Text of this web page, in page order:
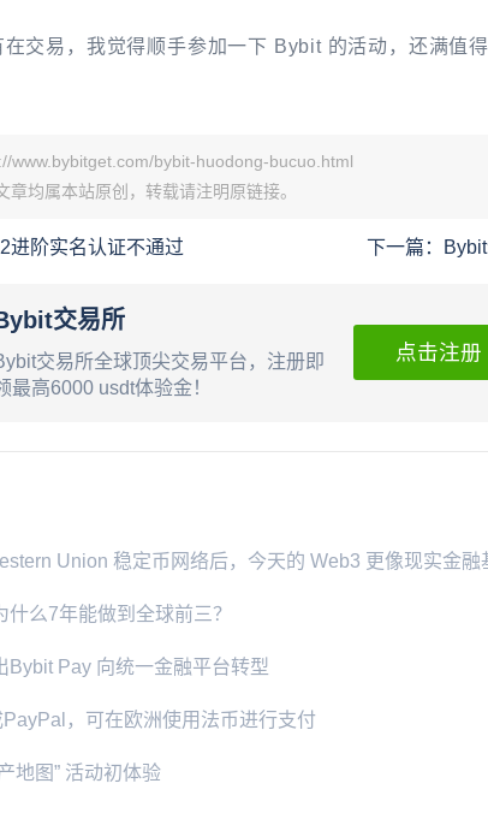
交易，我觉得顺手参加一下 Bybit 的活动，还满值得
www.bybitget.com/bybit-huodong-bucuo.html
章均属本站原创，转载请注明原链接。
进阶实名认证不通过 下一篇：
交易所
交易所全球顶尖交易平台，注册即
最高6000 usdt体验金！
点击注册
Union 稳定币网络后，今天的 Web3 更像现实金融
什么7年能做到全球前三？
Bybit Pay 向统一金融平台转型
PayPal，可在欧洲使用法币进行支付
地图” 活动初体验